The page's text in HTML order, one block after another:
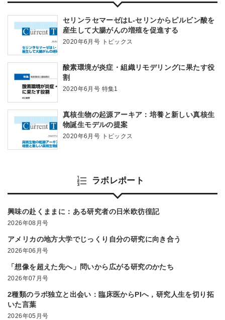
セリンラセマーゼはL-セリンからピルビン酸を
産生して大腸がんの増殖を促進する
2020年6月号 トピックス
酸素環境が炎症・組織リモデリングに果たす役
割
2020年6月号 特集1
真核生物の起源アーキア：培養と新しい真核生
物誕生モデルの提案
2020年6月号 トピックス
ラボレポート
興味の赴くままに：ある研究者の日米欧彷徨記
2026年08月号
アメリカの地方大学でじっくり自分の研究に向き合う
2026年06月号
「想像を超えた先へ」問いから広がる研究のかたち
2026年07月号
2種類のラボ独立と出会い：臨床医からPIへ，研究人生を切り拓
いた言葉
2026年05月号